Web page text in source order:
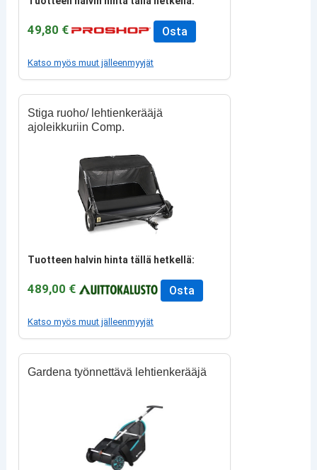
49,80 € Osta
Katso myös muut jälleenmyyjät
Stiga ruoho/ lehtienkerääjä
ajoleikkuriin Comp.
Tuotteen halvin hinta tällä hetkellä:
489,00 € Osta
Katso myös muut jälleenmyyjät
Gardena työnnettävä lehtienkerääjä